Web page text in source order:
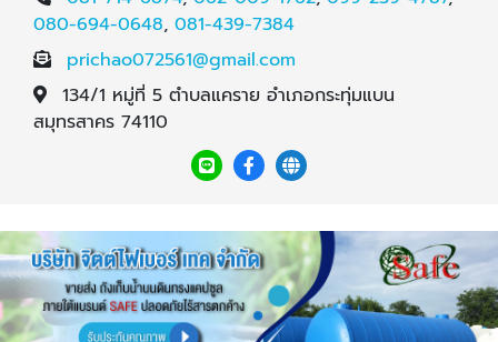
080-694-0648, 081-439-7384
prichao072561@gmail.com
134/1 หมู่ที่ 5 ตำบลแคราย อำเภอกระทุ่มแบน
สมุทรสาคร 74110